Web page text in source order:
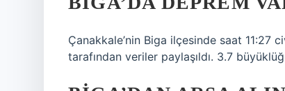
Çanakkale’nin Biga ilçesinde saat 11:27
tarafından veriler paylaşıldı. 3.7